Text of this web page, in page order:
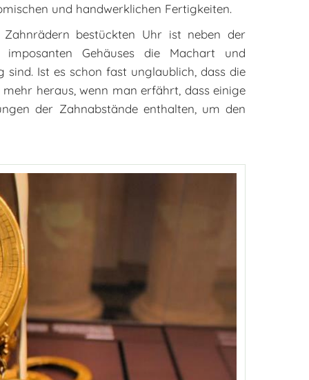
und handwerklichen Fertigkeiten.
bestückten Uhr ist neben der
Gehäuses die Machart und
sind. Ist es schon fast unglaublich, dass die
heraus, wenn man erfährt, dass einige
der Zahnabstände enthalten, um den